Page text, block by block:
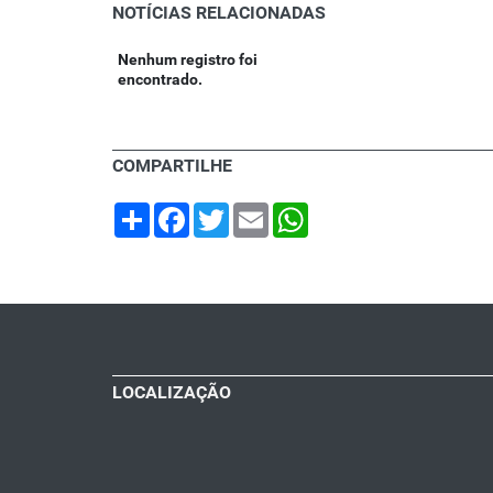
NOTÍCIAS RELACIONADAS
Nenhum registro foi
encontrado.
COMPARTILHE
Share Facebook
TwitterEmail
LOCALIZAÇÃO